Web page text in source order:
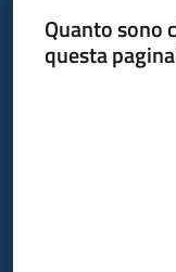
Quanto sono
questa